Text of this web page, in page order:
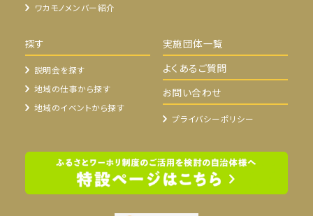
ワカモノメンバー紹介
探す
説明会を探す
地域の仕事から探す
地域のイベントから探す
実施団体一覧
よくあるご質問
お問い合わせ
プライバシーポリシー